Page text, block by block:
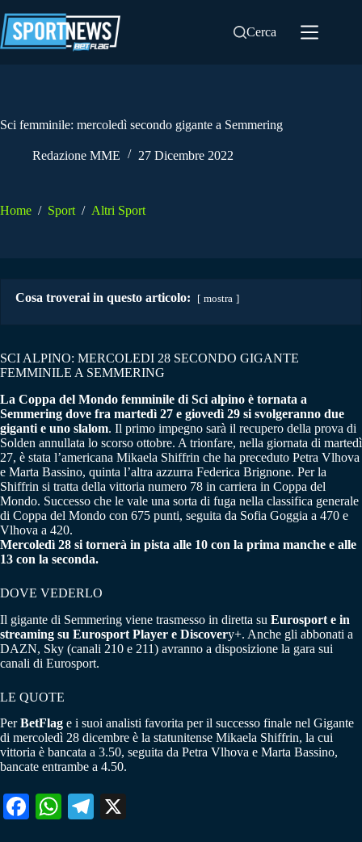
al
contenuto
Cerca
Sci femminile: mercoledì secondo gigante a Semmering
Redazione MME 27 Dicembre 2022
Home / Sport / Altri Sport
Cosa troverai in questo articolo: mostra
SCI ALPINO: MERCOLEDI 28 SECONDO GIGANTE
FEMMINILE A SEMMERING
La Coppa del Mondo femminile di Sci alpino è tornata a
Semmering dove fra martedì 27 e giovedì 29 si svolgeranno due
giganti e uno slalom. Il primo impegno sarà il recupero della prova di
Solden annullata lo scorso ottobre. A trionfare, nella giornata di martedì
27, è stata l’americana Mikaela Shiffrin che ha preceduto Petra Vlhova
e Marta Bassino, quinta l’altra azzurra Federica Brignone. Per la
Shiffrin si tratta della vittoria numero 78 in carriera in Coppa del
Mondo. Successo che le vale una sorta di fuga nella classifica generale
di Coppa del Mondo con 675 punti, seguita da Sofia Goggia a 470 e
Vlhova a 420.
Mercoledì 28 si tornerà in pista alle 10 con la prima manche e alle
13 con la seconda.
DOVE VEDERLO
Il gigante di Semmering viene trasmesso in diretta su Eurosport e in
streaming su Eurosport Player e Discovery+. Anche gli abbonati a
DAZN, Sky (canali 210 e 211) avranno a disposizione la gara sui
canali di Eurosport.
LE QUOTE
PerBetFlag e i suoi analisti favorita per il successo finale nel Gigante
di mercoledì 28 dicembre è la statunitense Mikaela Shiffrin, la cui
vittoria è bancata a 3.50, seguita da Petra Vlhova e Marta Bassino,
bancate entrambe a 4.50.
Fa W
Te